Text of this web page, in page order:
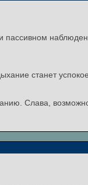
станет
Слава,